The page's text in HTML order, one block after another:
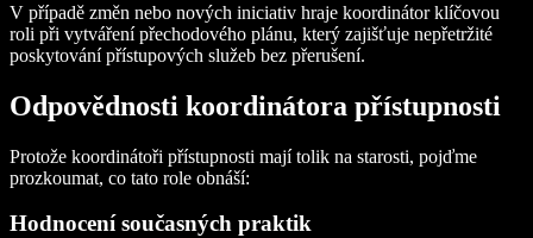
V případě změn nebo nových iniciativ hraje koordinátor klíčovou
roli při vytváření přechodového plánu, který zajišťuje nepřetržité
poskytování přístupových služeb bez přerušení.
Odpovědnosti koordinátora přístupnosti
Protože koordinátoři přístupnosti mají tolik na starosti, pojďme
prozkoumat, co tato role obnáší:
Hodnocení současných praktik